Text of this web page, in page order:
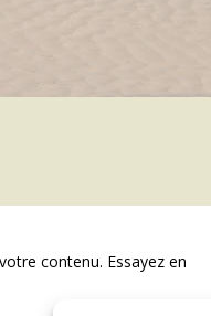
contenu. Essayez en